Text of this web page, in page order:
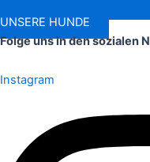
UNSERE HUNDE
Folge uns in den sozialen
Instagram